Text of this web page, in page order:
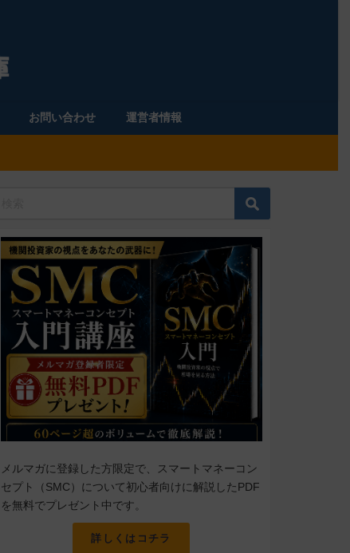
お問い合わせ 運営者情報
メルマガに登録した方限定で、スマートマネーコン
セプト（SMC）について初心者向けに解説したPDF
を無料でプレゼント中です。
詳しくはコチラ